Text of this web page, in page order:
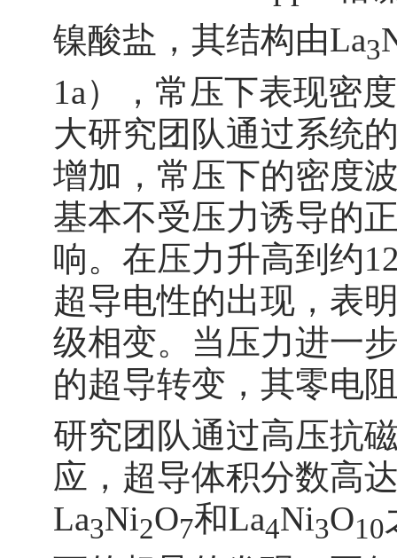
镍酸盐，其结构由La3
1a），常压下表现密
大研究团队通过系统
增加，常压下的密度
基本不受压力诱导的
响。在压力升高到约
超导电性的出现，表
级相变。当压力进一
的超导转变，其零电
研究团队通过高压抗
应，超导体积分数高
La3Ni2O7和La4Ni3O10